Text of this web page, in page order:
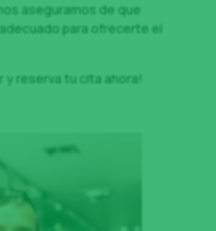
aseguramos de que
para ofrecerte el
y reserva tu cita ahora!